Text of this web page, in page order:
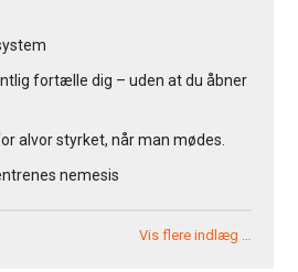
fortælle dig – uden at du åbner
alvor styrket, når man mødes.
nemesis
Vis flere indlæg …